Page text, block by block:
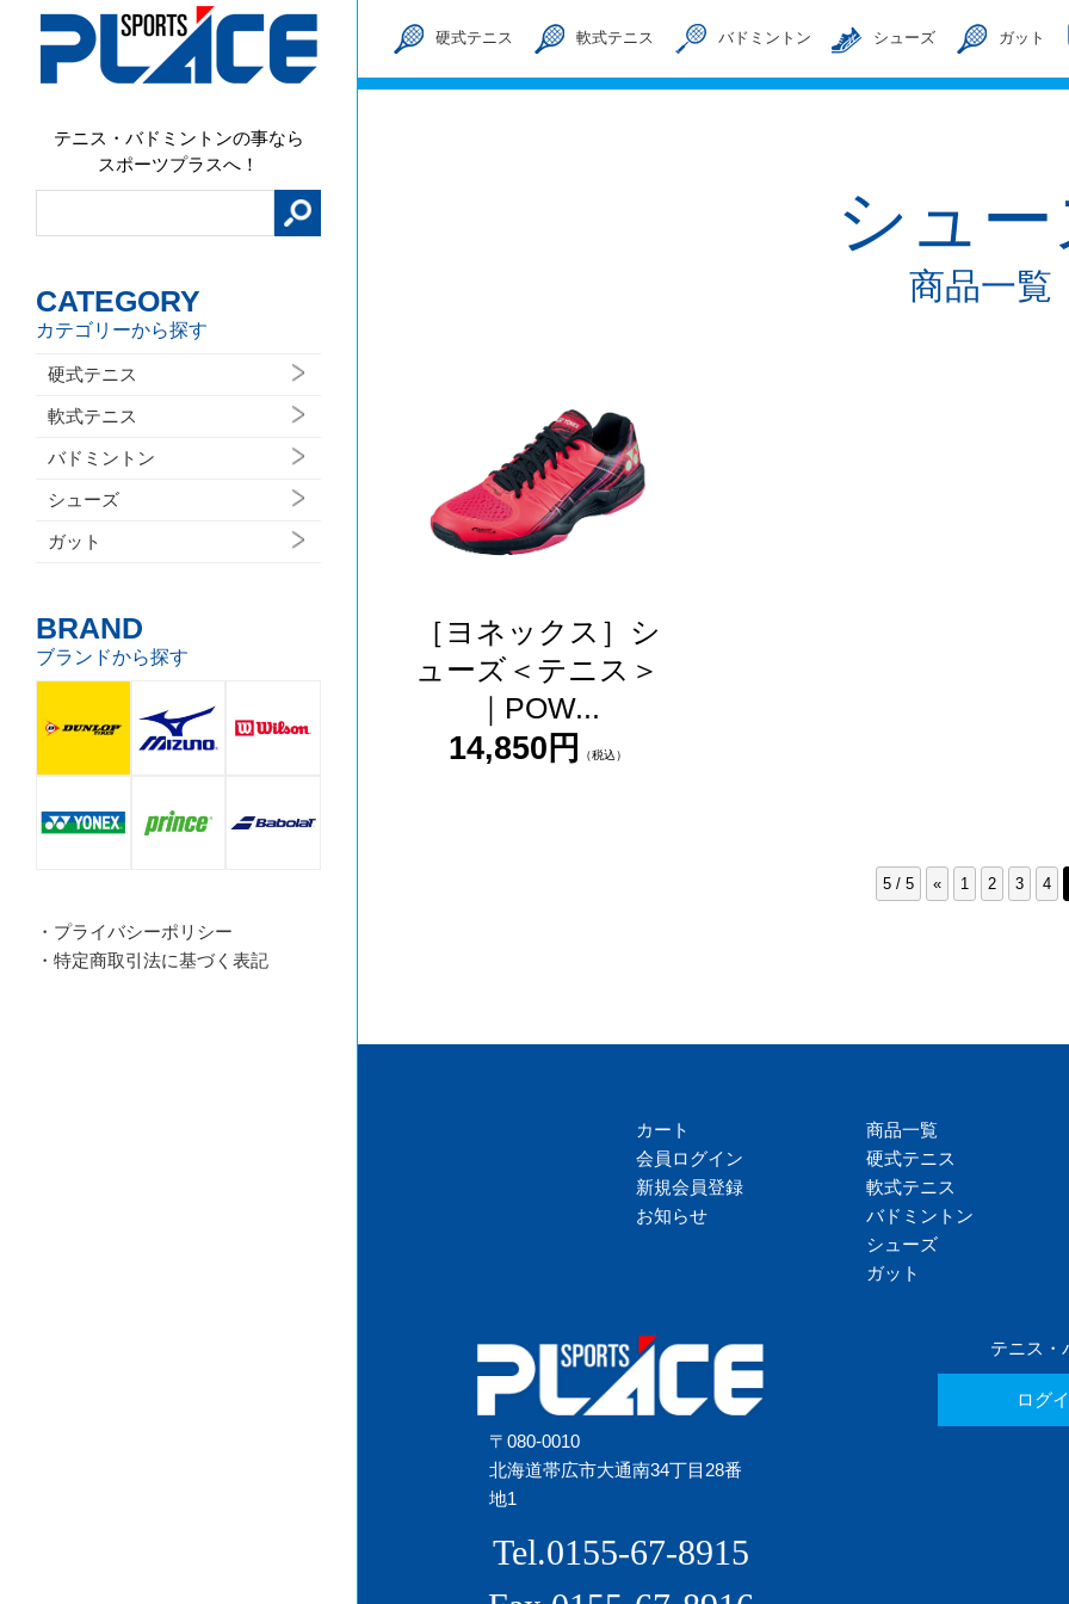
硬式テニス 軟式テニス バドミントン シューズ ガット
シュ
商品一覧
［ヨネックス］シ
ューズ＜テニス＞
｜POW...
14,850円 （税込）
5 / 5 « 1 2 3 4
テニス・バドミントンの事なら
スポーツプラスへ！
CATEGORY
カテゴリーから探す
硬式テニス
軟式テニス
バドミントン
シューズ
ガット
BRAND
ブランドから探す
・プライバシーポリシー
・特定商取引法に基づく表記
カート
会員ログイン
新規会員登録
お知らせ
商品一覧
硬式テニス
軟式テニス
バドミントン
シューズ
ガット
〒080-0010
北海道帯広市大通南34丁目28番
地1
Tel.0155-67-8915
テニス・
ログ